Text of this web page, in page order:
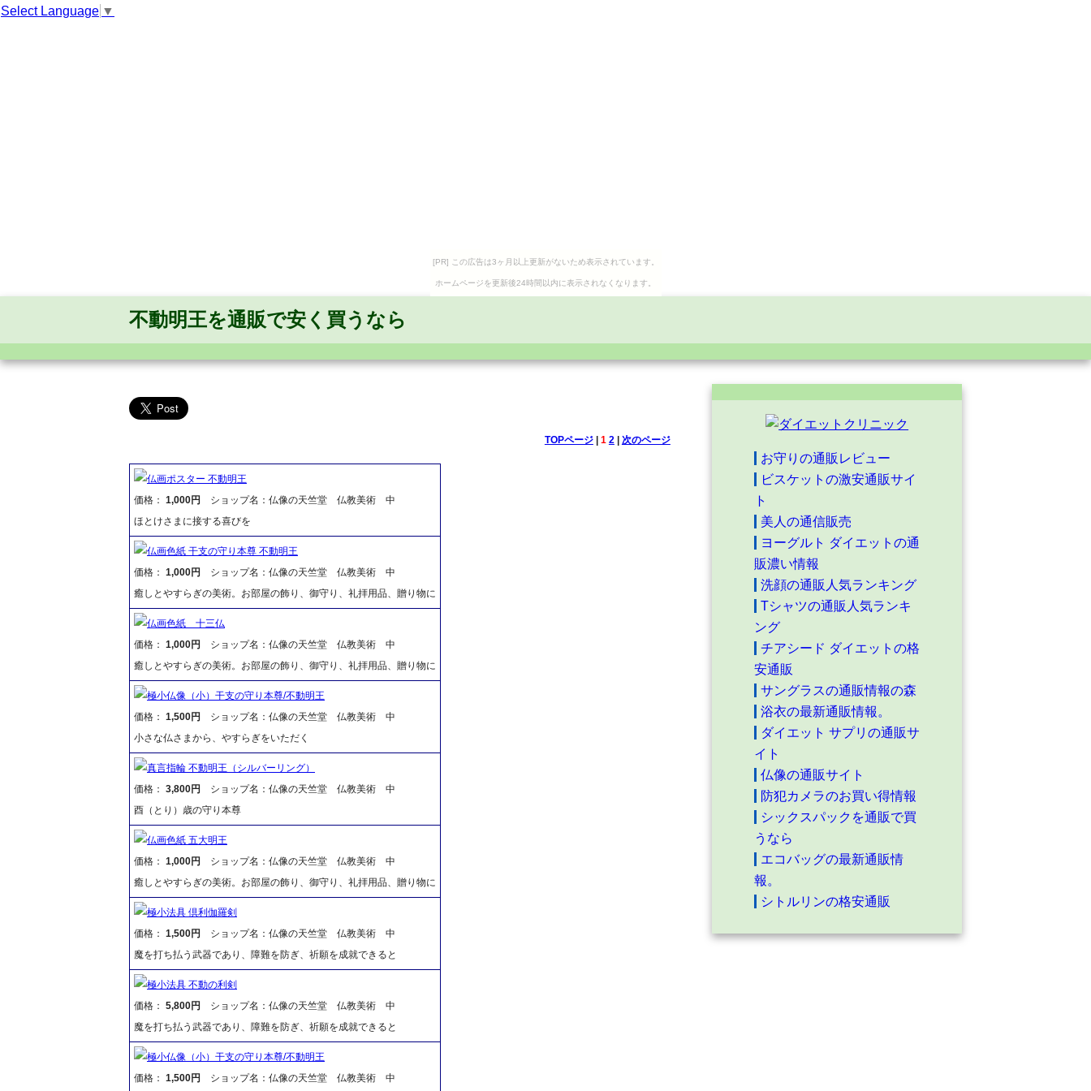
Select Language ▼
[PR] この広告は3ヶ月以上更新がないため表示されています。
ホームページを更新後24時間以内に表示されなくなります。
不動明王を通販で安く買うなら
TOPページ| 1 2| 次のページ
仏画ポスター 不動明王
価格： 1,000円
ショップ名：仏像の天竺堂 仏教美術 中
ほとけさまに接する喜びを
仏画色紙 干支の守り本尊 不動明王
価格： 1,000円
ショップ名：仏像の天竺堂 仏教美術 中
癒しとやすらぎの美術。お部屋の飾り、御守り、礼拝用品、贈り物に
仏画色紙 十三仏
価格： 1,000円
ショップ名：仏像の天竺堂 仏教美術 中
癒しとやすらぎの美術。お部屋の飾り、御守り、礼拝用品、贈り物に
極小仏像（小）干支の守り本尊/不動明王
価格： 1,500円
ショップ名：仏像の天竺堂 仏教美術 中
小さな仏さまから、やすらぎをいただく
真言指輪 不動明王（シルバーリング）
価格： 3,800円
ショップ名：仏像の天竺堂 仏教美術 中
酉（とり）歳の守り本尊
仏画色紙 五大明王
価格： 1,000円
ショップ名：仏像の天竺堂 仏教美術 中
癒しとやすらぎの美術。お部屋の飾り、御守り、礼拝用品、贈り物に
極小法具 倶利伽羅剣
価格： 1,500円
ショップ名：仏像の天竺堂 仏教美術 中
魔を打ち払う武器であり、障難を防ぎ、祈願を成就できると
極小法具 不動の利剣
価格： 5,800円
ショップ名：仏像の天竺堂 仏教美術 中
魔を打ち払う武器であり、障難を防ぎ、祈願を成就できると
極小仏像（小）干支の守り本尊/不動明王
価格： 1,500円
ショップ名：仏像の天竺堂 仏教美術 中
お守りの通販レビュー
ビスケットの激安通販サイ
ト
美人の通信販売
ヨーグルト ダイエットの通
販濃い情報
洗顔の通販人気ランキング
Tシャツの通販人気ランキ
ング
チアシード ダイエットの格
安通販
サングラスの通販情報の森
浴衣の最新通販情報。
ダイエット サプリの通販サ
イト
仏像の通販サイト
防犯カメラのお買い得情報
シックスパックを通販で買
うなら
エコバッグの最新通販情
報。
シトルリンの格安通販